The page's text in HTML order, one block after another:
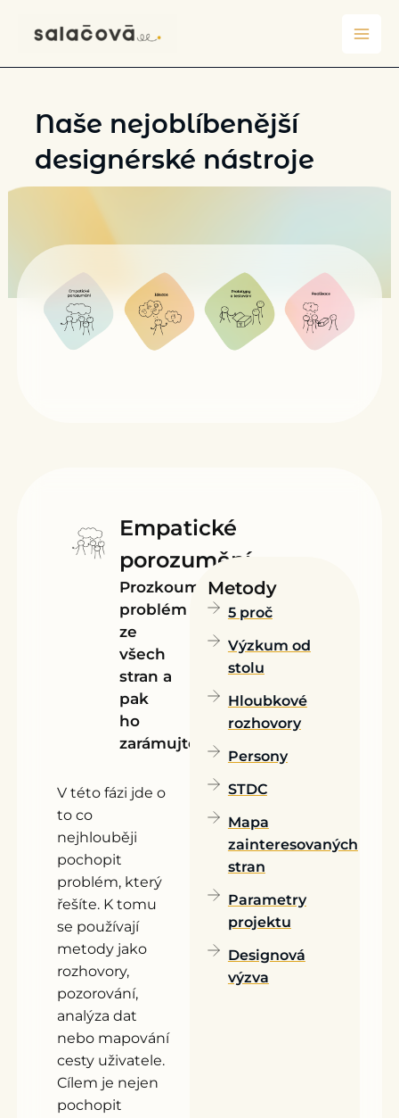
Naše nejoblíbenější
designérské nástroje
Empatické
porozumění
Prozkoumejte
problém
ze
všech
stran a
pak
ho
zarámujte
V této fázi jde o
to co
nejhlouběji
pochopit
problém, který
řešíte. K tomu
se používají
metody jako
rozhovory,
pozorování,
analýza dat
nebo mapování
cesty uživatele.
Cílem je nejen
pochopit
Metody
5 proč
Výzkum od
stolu
Hloubkové
rozhovory
Persony
STDC
Mapa
zainteresovaných
stran
Parametry
projektu
Designová
výzva